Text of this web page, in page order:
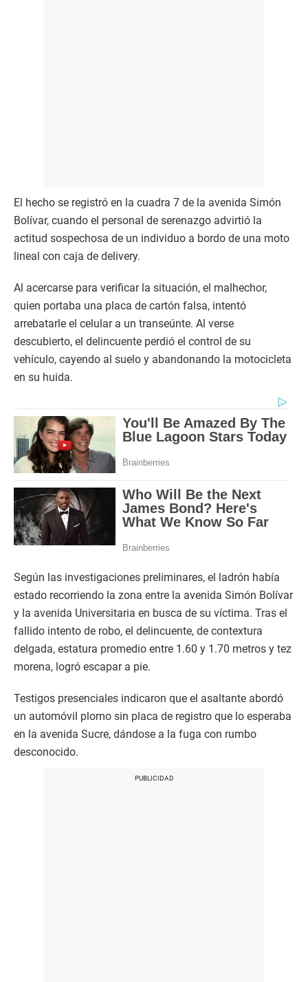
El hecho se registró en la cuadra 7 de la avenida Simón
Bolívar, cuando el personal de serenazgo advirtió la
actitud sospechosa de un individuo a bordo de una moto
lineal con caja de delivery.
Al acercarse para verificar la situación, el malhechor,
quien portaba una placa de cartón falsa, intentó
arrebatarle el celular a un transeúnte. Al verse
descubierto, el delincuente perdió el control de su
vehículo, cayendo al suelo y abandonando la motocicleta
en su huida.
Según las investigaciones preliminares, el ladrón había
estado recorriendo la zona entre la avenida Simón Bolívar
y la avenida Universitaria en busca de su víctima. Tras el
fallido intento de robo, el delincuente, de contextura
delgada, estatura promedio entre 1.60 y 1.70 metros y tez
morena, logró escapar a pie.
Testigos presenciales indicaron que el asaltante abordó
un automóvil plomo sin placa de registro que lo esperaba
en la avenida Sucre, dándose a la fuga con rumbo
desconocido.